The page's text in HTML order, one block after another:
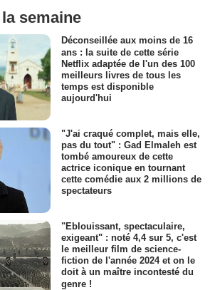
semaine
Déconseillée aux moins de 16
ans : la suite de cette série
Netflix adaptée de l'un des 100
meilleurs livres de tous les
temps est disponible
aujourd'hui
"J'ai craqué complet, mais elle,
pas du tout" : Gad Elmaleh est
tombé amoureux de cette
actrice iconique en tournant
cette comédie aux 2 millions de
spectateurs
"Eblouissant, spectaculaire,
exigeant" : noté 4,4 sur 5, c'est
le meilleur film de science-
fiction de l'année 2024 et on le
doit à un maître incontesté du
genre !